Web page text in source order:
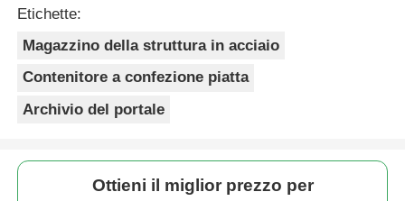
Etichette:
Magazzino della struttura in acciaio
Contenitore a confezione piatta
Archivio del portale
Ottieni il miglior prezzo per